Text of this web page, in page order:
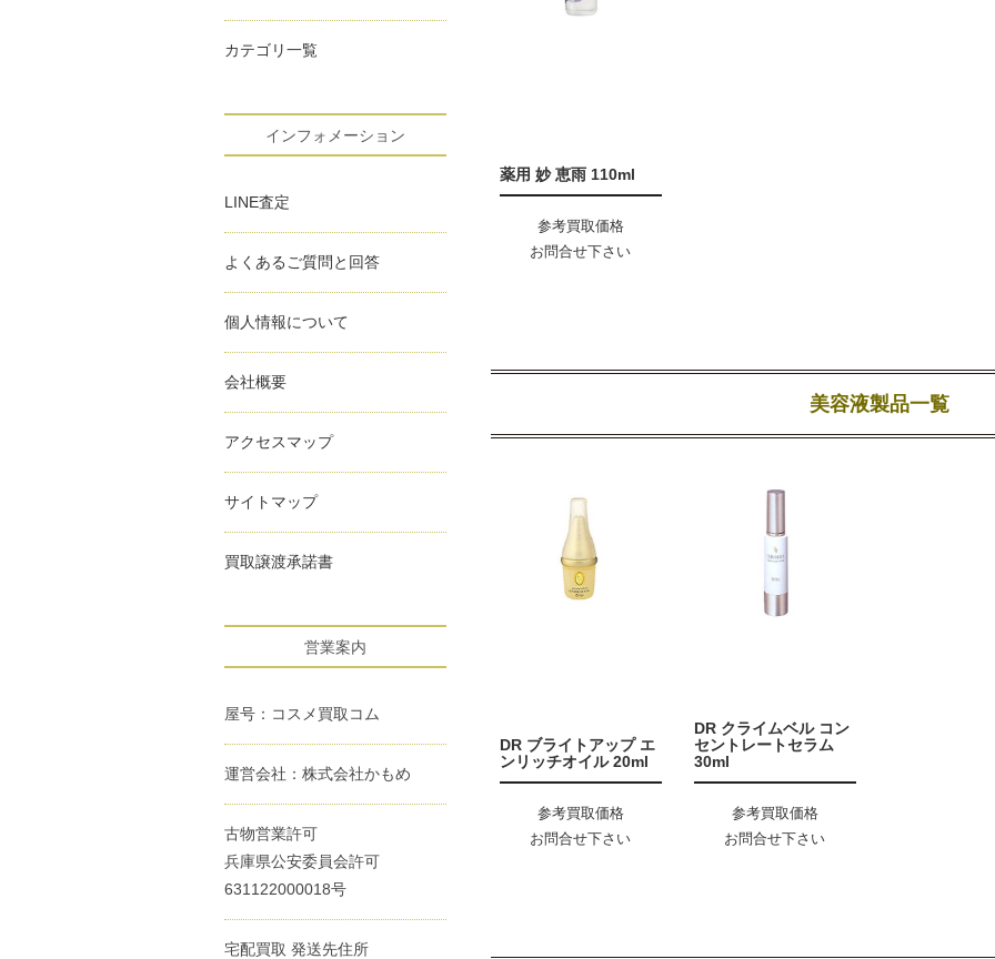
薬用 妙 恵雨 110ml
参考買取価格
お問合せ下さい
美容液製品一覧
DR ブライトアップ エ
ンリッチオイル 20ml
参考買取価格
お問合せ下さい
DR クライムベル コン
セントレートセラム
30ml
参考買取価格
お問合せ下さい
カテゴリ一覧
インフォメーション
LINE査定
よくあるご質問と回答
個人情報について
会社概要
アクセスマップ
サイトマップ
買取譲渡承諾書
営業案内
屋号：コスメ買取コム
運営会社：株式会社かもめ
古物営業許可
兵庫県公安委員会許可
631122000018号
宅配買取 発送先住所